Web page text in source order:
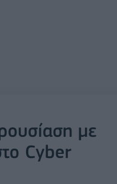
με
Cyber